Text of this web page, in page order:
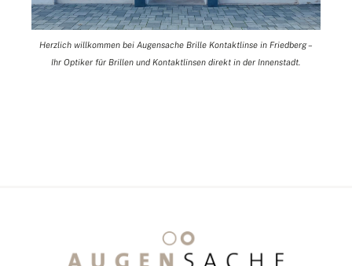
Herzlich willkommen bei Augensache Brille Kontaktlinse in Friedberg –
Ihr Optiker für Brillen und Kontaktlinsen direkt in der Innenstadt.